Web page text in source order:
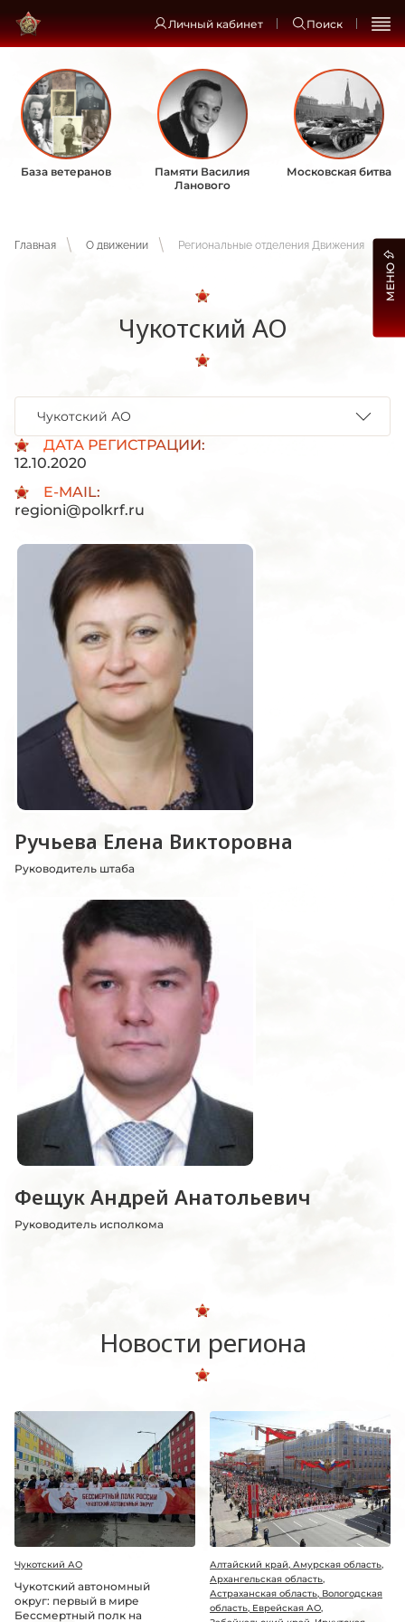
Личный кабинет Поиск
База ветеранов
Памяти Василия
Ланового
Московская битва
Главная О движении Региональные отделения Движения
Чукотский АО
ДАТА РЕГИСТРАЦИИ:
12.10.2020
E-MAIL:
regioni@polkrf.ru
Чукотский АО
Ручьева Елена Викторовна
Руководитель штаба
Фещук Андрей Анатольевич
Руководитель исполкома
Новости региона
Чукотский АО
Чукотский автономный
округ: первый в мире
Бессмертный полк на
Алтайский край, Амурская область,
Архангельская область,
Астраханская область, Вологодская
область, Еврейская АО,
МЕНЮ